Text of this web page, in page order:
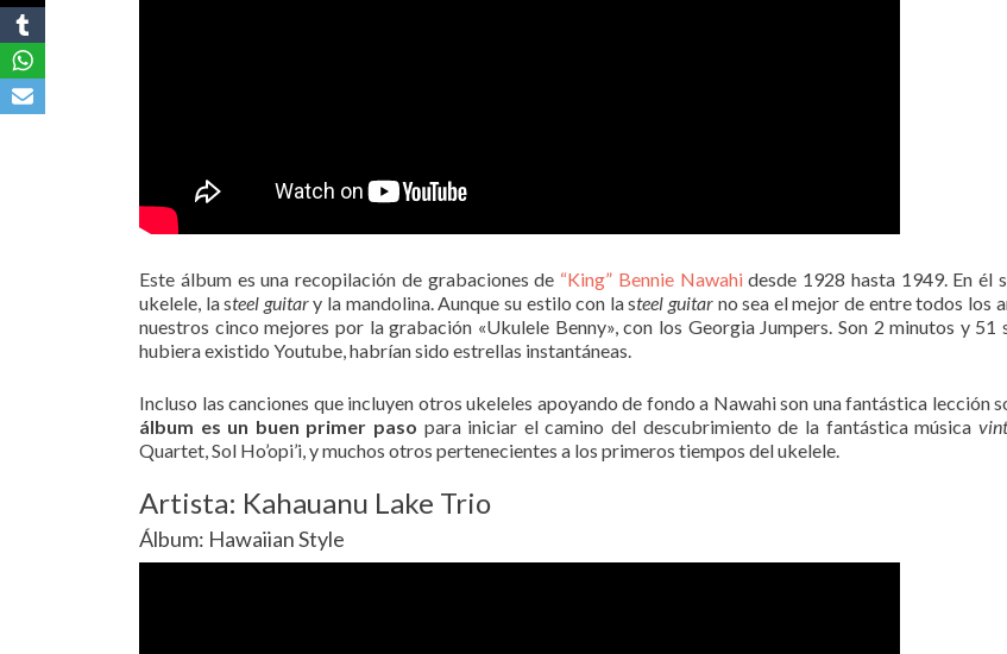
Este álbum es una recopilación de grabaciones de “King” Bennie Nawahidesde 1928 hasta 1949. En él
ukelele, la steel guitary la mandolina. Aunque su estilo con la steel guitar no sea el mejor de entre todos los
nuestros cinco mejores por la grabación «Ukulele Benny», con los Georgia Jumpers. Son 2 minutos y
hubiera existido Youtube, habrían sido estrellas instantáneas.
Incluso las canciones que incluyen otros ukeleles apoyando de fondo a Nawahi son una fantástica lección
álbum es un buen primer paso para iniciar el camino del descubrimiento de la fantástica música
Quartet, Sol Ho’opi’i, y muchos otros pertenecientes a los primeros tiempos del ukelele.
Artista: Kahauanu Lake Trio
Álbum: Hawaiian Style